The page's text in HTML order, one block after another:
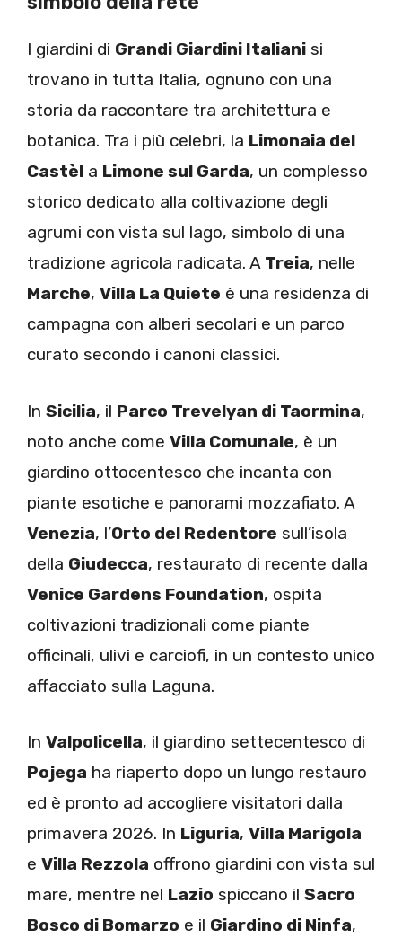
I giardini di Grandi Giardini Italiani si
trovano in tutta Italia, ognuno con una
storia da raccontare tra architettura e
botanica. Tra i più celebri, la Limonaia del
Castèl a Limone sul Garda, un complesso
storico dedicato alla coltivazione degli
agrumi con vista sul lago, simbolo di una
tradizione agricola radicata. A Treia, nelle
Marche, Villa La Quiete è una residenza di
campagna con alberi secolari e un parco
curato secondo i canoni classici.
In Sicilia, il Parco Trevelyan di Taormina,
noto anche come Villa Comunale, è un
giardino ottocentesco che incanta con
piante esotiche e panorami mozzafiato. A
Venezia, l’Orto del Redentore sull’isola
della Giudecca, restaurato di recente dalla
Venice Gardens Foundation, ospita
coltivazioni tradizionali come piante
officinali, ulivi e carciofi, in un contesto unico
affacciato sulla Laguna.
In Valpolicella, il giardino settecentesco di
Pojega ha riaperto dopo un lungo restauro
ed è pronto ad accogliere visitatori dalla
primavera 2026. In Liguria, Villa Marigola
e Villa Rezzola offrono giardini con vista sul
mare, mentre nel Lazio spiccano il Sacro
Bosco di Bomarzo e il Giardino di Ninfa,